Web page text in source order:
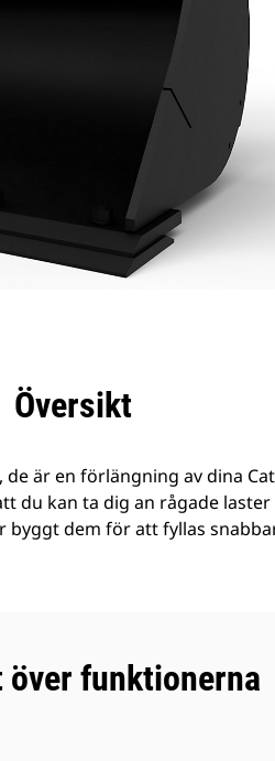
Översikt
är en förlängning av dina
du kan ta dig an rågade
dem för att fyllas
över funktionerna